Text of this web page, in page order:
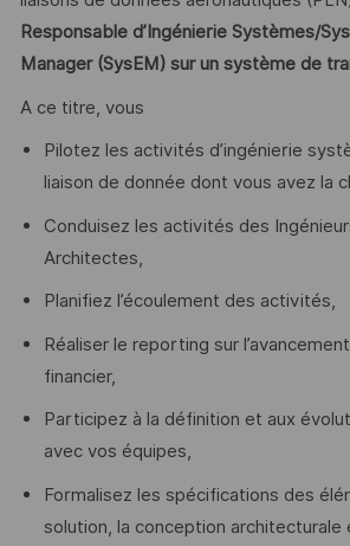
Responsable d’Ingénierie Systèmes/
Manager (SysEM) sur un système de
A ce titre, vous
Pilotez les activités d’ingénierie
liaison de donnée dont vous avez la
Conduisez les activités des
Architectes,
Planifiez l’écoulement des activités,
Réaliser le reporting sur
financier,
Participez à la définition et aux
avec vos équipes,
Formalisez les spécifications des
solution, la conception architecturale